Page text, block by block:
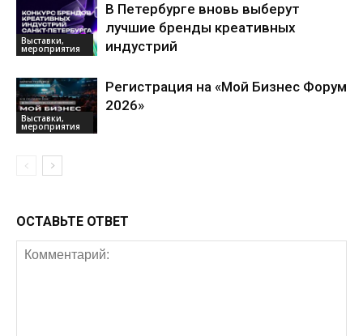
Выставки,
мероприятия
В Петербурге вновь выберут
лучшие бренды креативных
индустрий
Выставки,
мероприятия
Регистрация на «Мой Бизнес Форум
2026»
ОСТАВЬТЕ ОТВЕТ